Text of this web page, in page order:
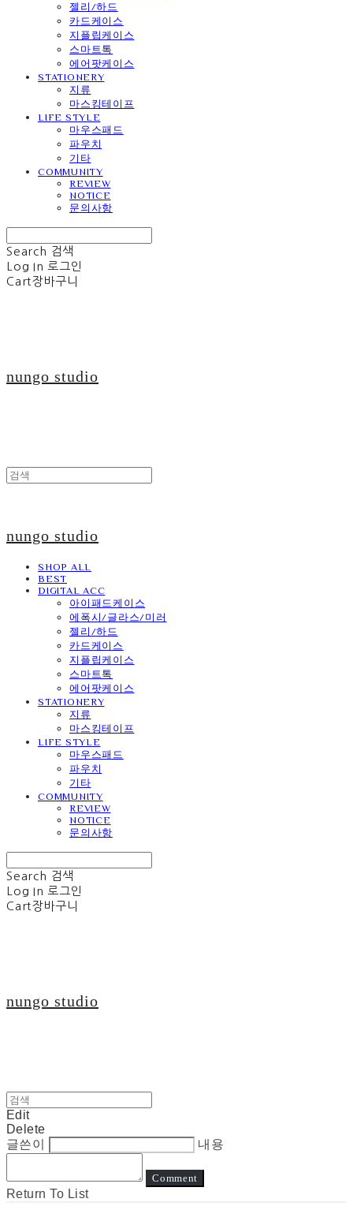
젤리/하드
카드케이스
지플립케이스
스마트톡
에어팟케이스
STATIONERY
지류
마스킹테이프
LIFE STYLE
마우스패드
파우치
기타
COMMUNITY
REVIEW
NOTICE
문의사항
Search 검색
Log In 로그인
Cart장바구니
nungo studio
nungo studio
SHOP ALL
BEST
DIGITAL ACC
아이패드케이스
에폭시/글라스/미러
젤리/하드
카드케이스
지플립케이스
스마트톡
에어팟케이스
STATIONERY
지류
마스킹테이프
LIFE STYLE
마우스패드
파우치
기타
COMMUNITY
REVIEW
NOTICE
문의사항
Search 검색
Log In 로그인
Cart장바구니
nungo studio
Edit
Delete
글쓴이
내용
Comment
Return To List